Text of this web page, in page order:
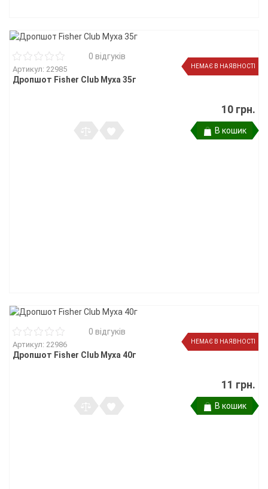
НЕМАЄ В НАЯВНОСТІ
0 відгуків
Артикул: 22985
Дропшот Fisher Club Муха 35г
10 грн.
В кошик
НЕМАЄ В НАЯВНОСТІ
0 відгуків
Артикул: 22986
Дропшот Fisher Club Муха 40г
11 грн.
В кошик